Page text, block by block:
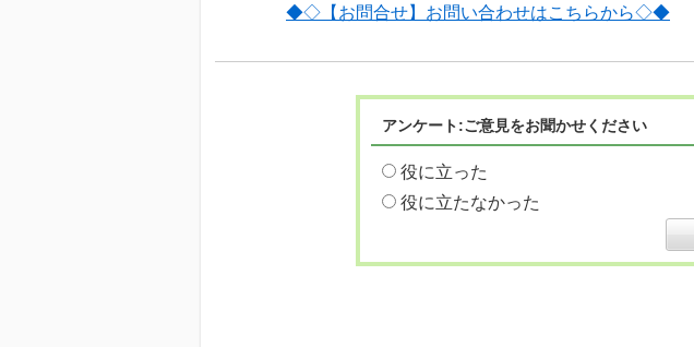
◆◇【お問合せ】お問い合わせはこちらから◇◆
アンケート:ご意見をお聞かせください
役に立った
役に立たなかった